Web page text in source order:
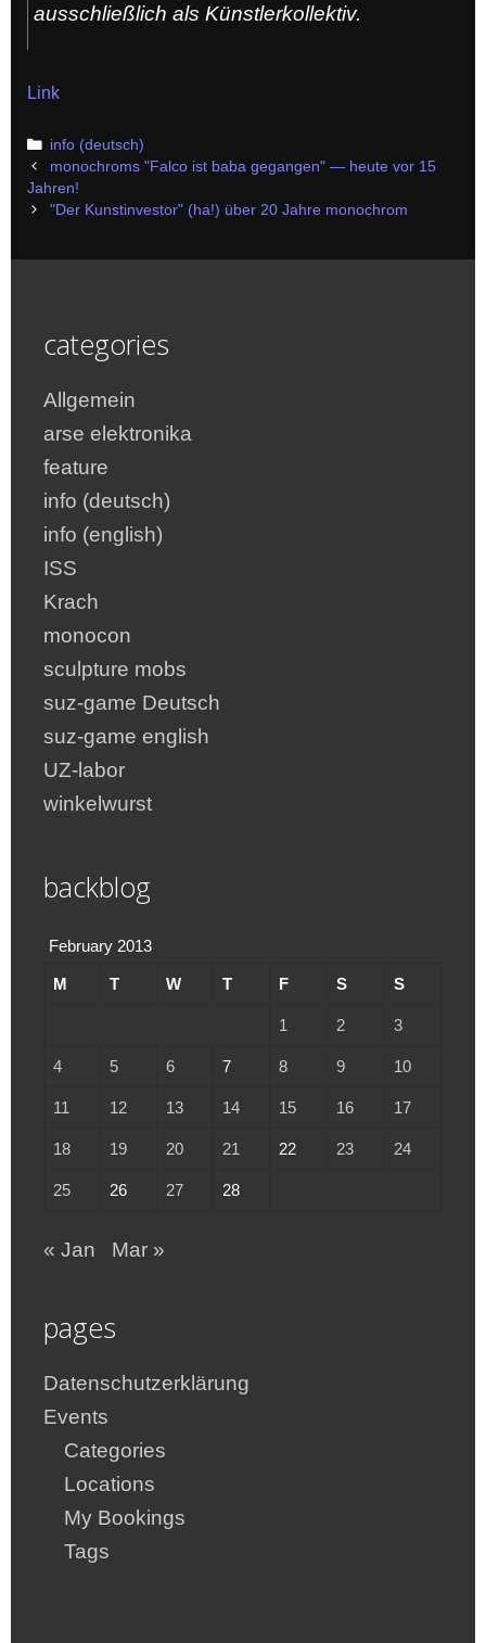
ausschließlich als Künstlerkollektiv.
Link
Categories
info (deutsch)
Post
navigation
monochroms "Falco ist baba gegangen" — heute vor 15
Jahren!
"Der Kunstinvestor" (ha!) über 20 Jahre monochrom
categories
Allgemein
arse elektronika
feature
info (deutsch)
info (english)
ISS
Krach
monocon
sculpture mobs
suz-game Deutsch
suz-game english
UZ-labor
winkelwurst
backblog
February 2013
M T W T F S S
1 2 3
4 5 6 7 8 9 10
11 12 13 14 15 16 17
18 19 20 21 22 23 24
25 26 27 28
« Jan Mar »
pages
Datenschutzerklärung
Events
Categories
Locations
My Bookings
Tags